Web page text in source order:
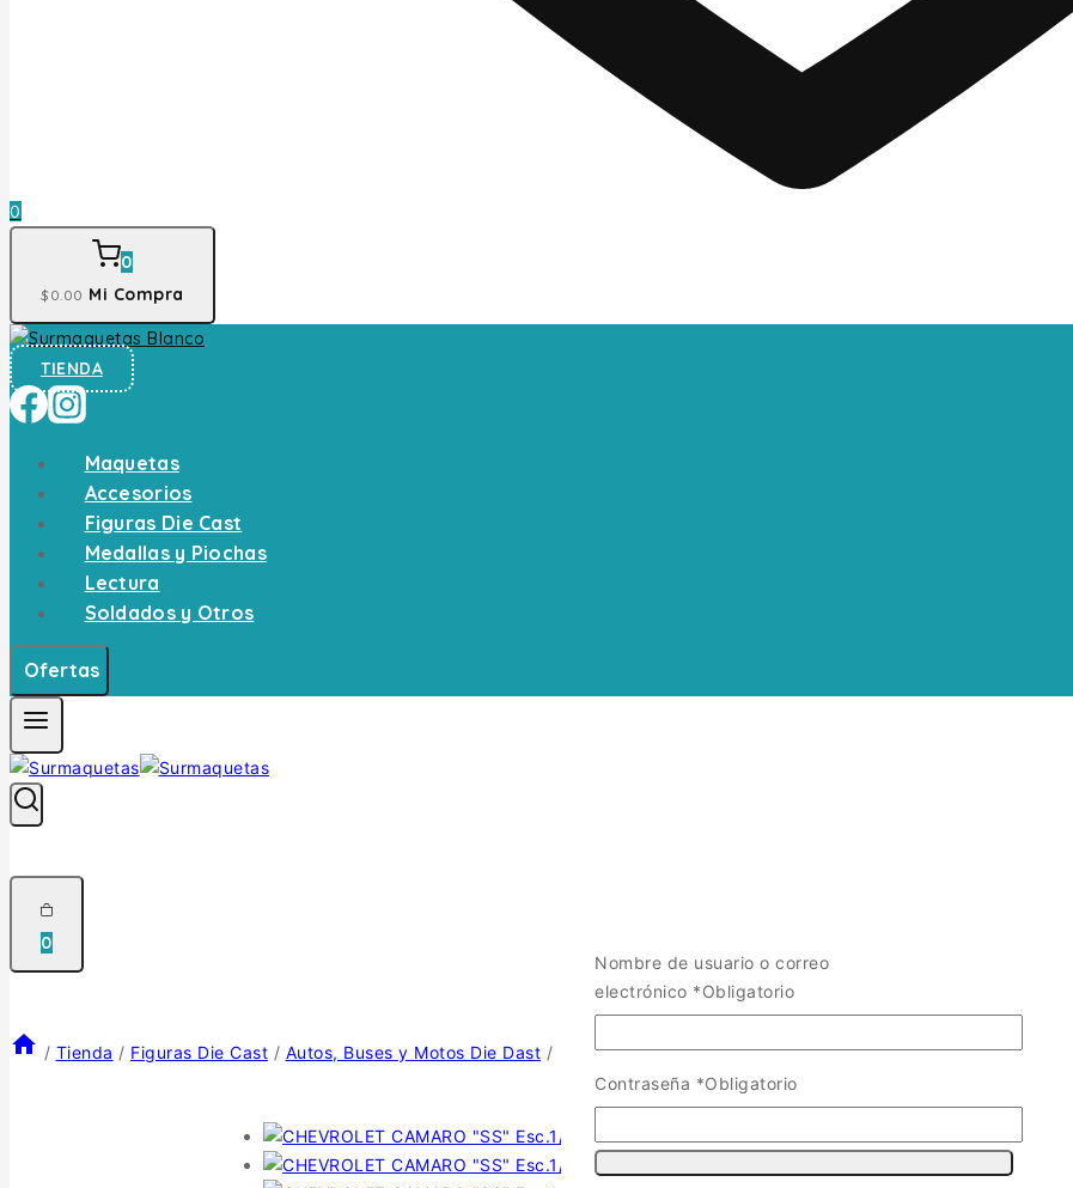
0
0
$0 .00 Mi Compra
TIENDA
Maquetas
Accesorios
Figuras Die Cast
Medallas y Piochas
Lectura
Soldados y Otros
Ofertas
0
/ Tienda / Figuras Die Cast / Autos, Buses y Motos Die Dast /
Nombre de usuario o correo
electrónico *Obligatorio
Contraseña *Obligatorio